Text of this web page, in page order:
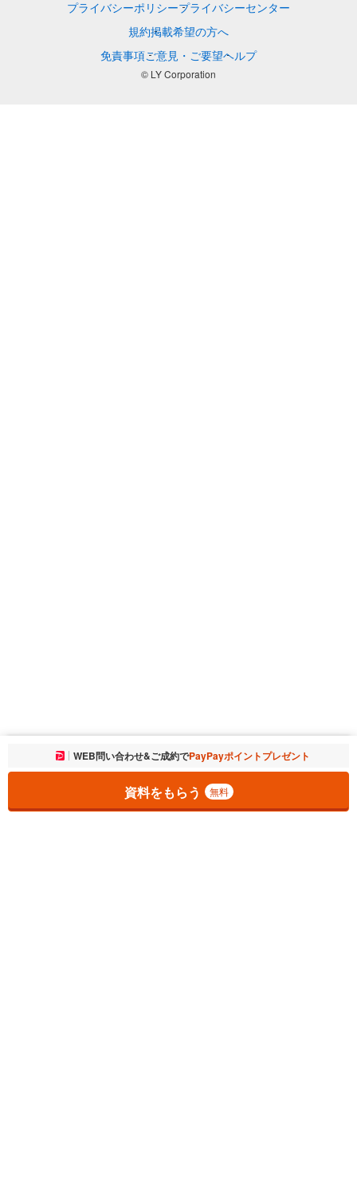
お気に入りに追加しました。 一覧を開く
WEB問い合わせ&ご成約でPayPayポイントプレゼント
資料をもらう 無料
プライバシーポリシープライバシーセンター
規約掲載希望の方へ
免責事項ご意見・ご要望ヘルプ
© LY Corporation